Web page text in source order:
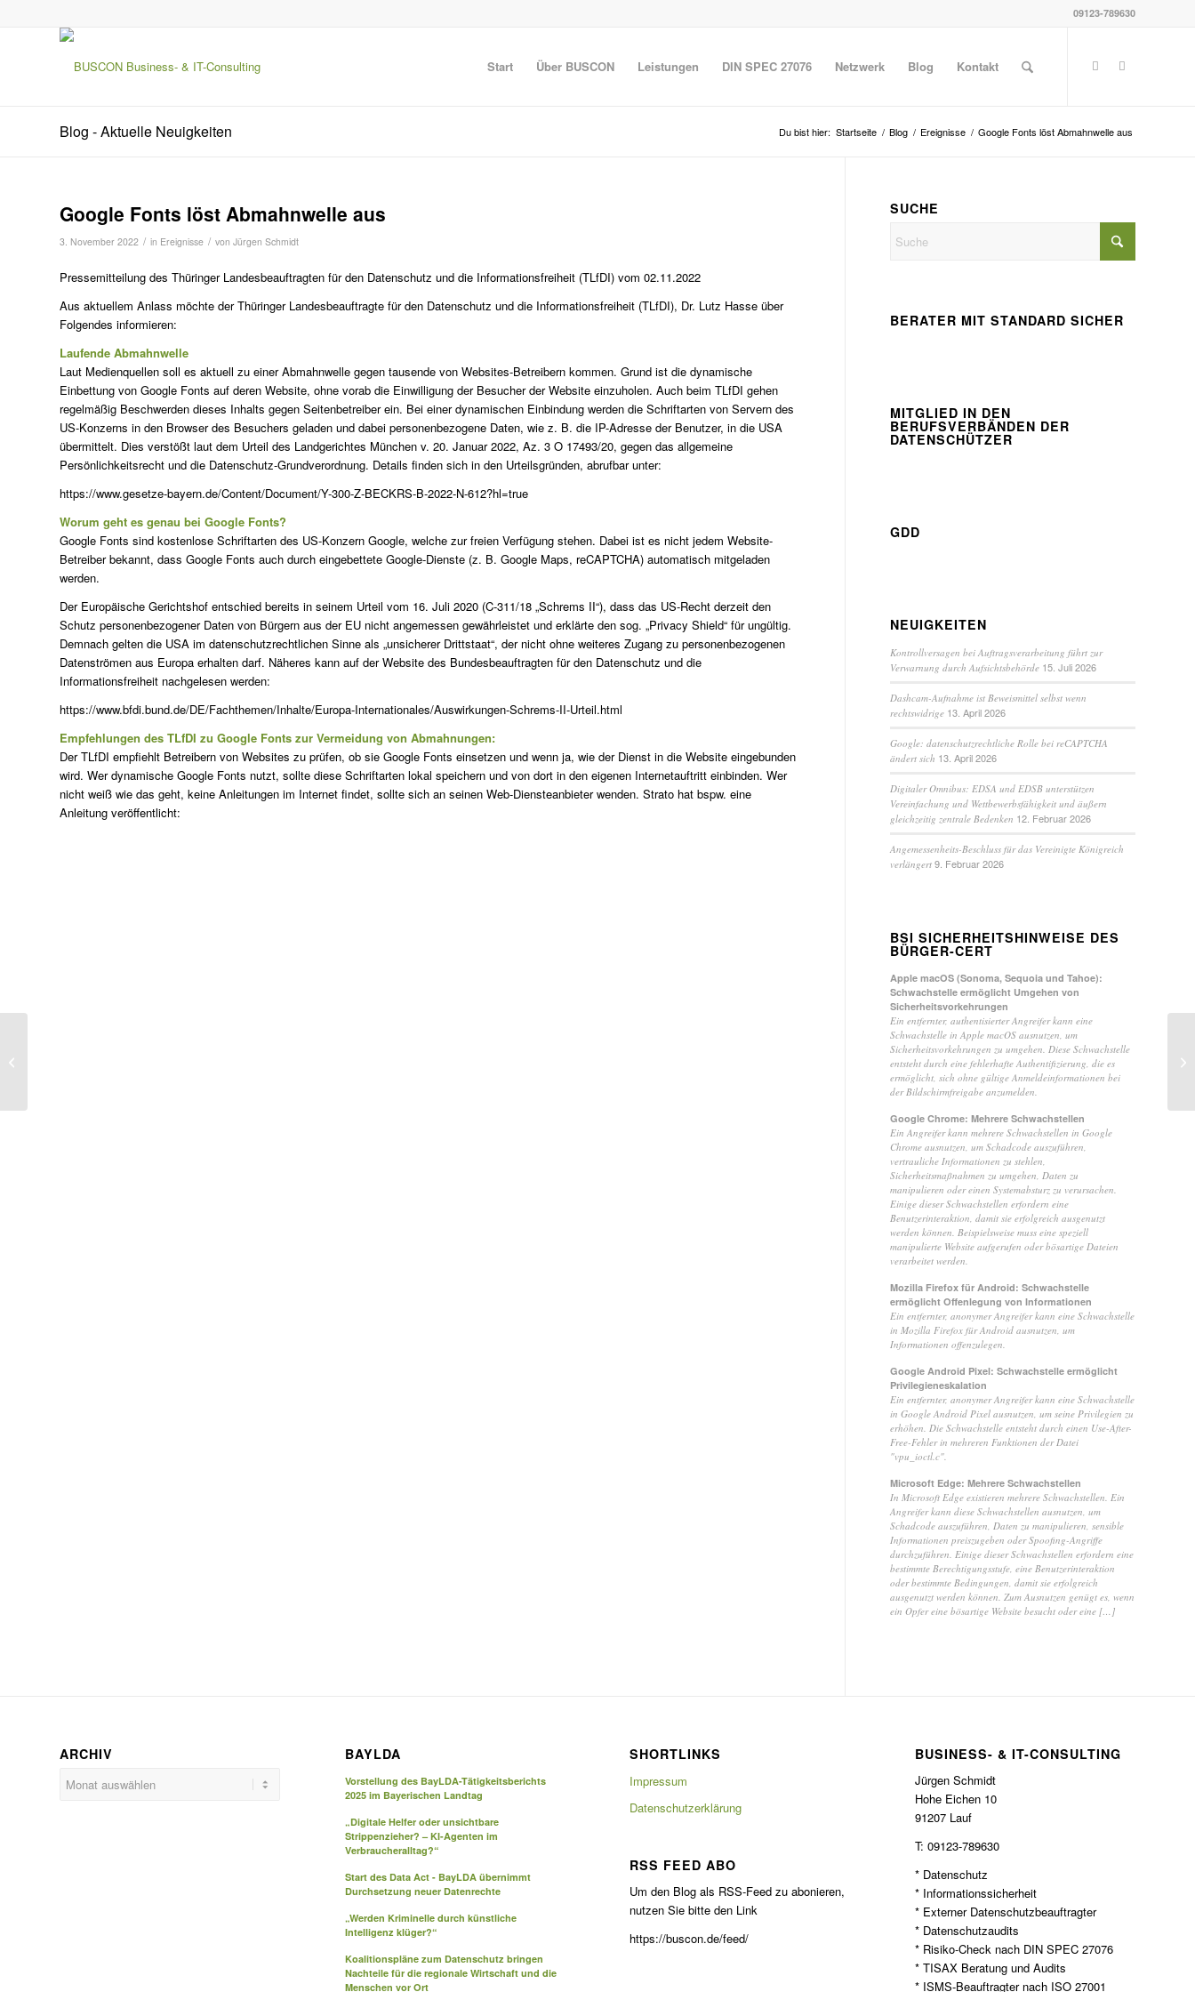
09123-789630
Start Über BUSCON Leistungen DIN SPEC 27076 Netzwerk Blog Kontakt
Blog - Aktuelle Neuigkeiten Du bist hier: Startseite / Blog / Ereignisse / Google Fonts löst Abmahnwelle aus
Google Fonts löst Abmahnwelle aus
3. November 2022 / in Ereignisse / von Jürgen Schmidt
Pressemitteilung des Thüringer Landesbeauftragten für den Datenschutz und die Informationsfreiheit (TLfDI) vom 02.11.2022
Aus aktuellem Anlass möchte der Thüringer Landesbeauftragte für den Datenschutz und die Informationsfreiheit (TLfDI), Dr. Lutz Hasse über
Folgendes informieren:
Laufende Abmahnwelle
Laut Medienquellen soll es aktuell zu einer Abmahnwelle gegen tausende von Websites-Betreibern kommen. Grund ist die dynamische
Einbettung von Google Fonts auf deren Website, ohne vorab die Einwilligung der Besucher der Website einzuholen. Auch beim TLfDI gehen
regelmäßig Beschwerden dieses Inhalts gegen Seitenbetreiber ein. Bei einer dynamischen Einbindung werden die Schriftarten von Servern des
US-Konzerns in den Browser des Besuchers geladen und dabei personenbezogene Daten, wie z. B. die IP-Adresse der Benutzer, in die USA
übermittelt. Dies verstößt laut dem Urteil des Landgerichtes München v. 20. Januar 2022, Az. 3 O 17493/20, gegen das allgemeine
Persönlichkeitsrecht und die Datenschutz-Grundverordnung. Details finden sich in den Urteilsgründen, abrufbar unter:
https://www.gesetze-bayern.de/Content/Document/Y-300-Z-BECKRS-B-2022-N-612?hl=true
Worum geht es genau bei Google Fonts?
Google Fonts sind kostenlose Schriftarten des US-Konzern Google, welche zur freien Verfügung stehen. Dabei ist es nicht jedem Website-
Betreiber bekannt, dass Google Fonts auch durch eingebettete Google-Dienste (z. B. Google Maps, reCAPTCHA) automatisch mitgeladen
werden.
Der Europäische Gerichtshof entschied bereits in seinem Urteil vom 16. Juli 2020 (C-311/18 „Schrems II“), dass das US-Recht derzeit den
Schutz personenbezogener Daten von Bürgern aus der EU nicht angemessen gewährleistet und erklärte den sog. „Privacy Shield“ für ungültig.
Demnach gelten die USA im datenschutzrechtlichen Sinne als „unsicherer Drittstaat“, der nicht ohne weiteres Zugang zu personenbezogenen
Datenströmen aus Europa erhalten darf. Näheres kann auf der Website des Bundesbeauftragten für den Datenschutz und die
Informationsfreiheit nachgelesen werden:
https://www.bfdi.bund.de/DE/Fachthemen/Inhalte/Europa-Internationales/Auswirkungen-Schrems-II-Urteil.html
Empfehlungen des TLfDI zu Google Fonts zur Vermeidung von Abmahnungen:
Der TLfDI empfiehlt Betreibern von Websites zu prüfen, ob sie Google Fonts einsetzen und wenn ja, wie der Dienst in die Website eingebunden
wird. Wer dynamische Google Fonts nutzt, sollte diese Schriftarten lokal speichern und von dort in den eigenen Internetauftritt einbinden. Wer
nicht weiß wie das geht, keine Anleitungen im Internet findet, sollte sich an seinen Web-Diensteanbieter wenden. Strato hat bspw. eine
Anleitung veröffentlicht:
SUCHE
BERATER MIT STANDARD SICHER
MITGLIED IN DEN
BERUFSVERBÄNDEN DER
DATENSCHÜTZER
GDD
NEUIGKEITEN
Kontrollversagen bei Auftragsverarbeitung führt zur
Verwarnung durch Aufsichtsbehörde 15. Juli 2026
Dashcam-Aufnahme ist Beweismittel selbst wenn
rechtswidrige 13. April 2026
Google: datenschutzrechtliche Rolle bei reCAPTCHA
ändert sich 13. April 2026
Digitaler Omnibus: EDSA und EDSB unterstützen
Vereinfachung und Wettbewerbsfähigkeit und äußern
gleichzeitig zentrale Bedenken 12. Februar 2026
Angemessenheits-Beschluss für das Vereinigte Königreich
verlängert 9. Februar 2026
BSI SICHERHEITSHINWEISE DES
BÜRGER-CERT
Apple macOS (Sonoma, Sequoia und Tahoe):
Schwachstelle ermöglicht Umgehen von
Sicherheitsvorkehrungen
Ein entfernter, authentisierter Angreifer kann eine
Schwachstelle in Apple macOS ausnutzen, um
Sicherheitsvorkehrungen zu umgehen. Diese Schwachstelle
entsteht durch eine fehlerhafte Authentifizierung, die es
ermöglicht, sich ohne gültige Anmeldeinformationen bei
der Bildschirmfreigabe anzumelden.
Google Chrome: Mehrere Schwachstellen
Ein Angreifer kann mehrere Schwachstellen in Google
Chrome ausnutzen, um Schadcode auszuführen,
vertrauliche Informationen zu stehlen,
Sicherheitsmaßnahmen zu umgehen, Daten zu
manipulieren oder einen Systemabsturz zu verursachen.
Einige dieser Schwachstellen erfordern eine
Benutzerinteraktion, damit sie erfolgreich ausgenutzt
werden können. Beispielsweise muss eine speziell
manipulierte Website aufgerufen oder bösartige Dateien
verarbeitet werden.
Mozilla Firefox für Android: Schwachstelle
ermöglicht Offenlegung von Informationen
Ein entfernter, anonymer Angreifer kann eine Schwachstelle
in Mozilla Firefox für Android ausnutzen, um
Informationen offenzulegen.
Google Android Pixel: Schwachstelle ermöglicht
Privilegieneskalation
Ein entfernter, anonymer Angreifer kann eine Schwachstelle
in Google Android Pixel ausnutzen, um seine Privilegien zu
erhöhen. Die Schwachstelle entsteht durch einen Use-After-
Free-Fehler in mehreren Funktionen der Datei
"vpu_ioctl.c".
Microsoft Edge: Mehrere Schwachstellen
In Microsoft Edge existieren mehrere Schwachstellen. Ein
Angreifer kann diese Schwachstellen ausnutzen, um
Schadcode auszuführen, Daten zu manipulieren, sensible
Informationen preiszugeben oder Spoofing-Angriffe
durchzuführen. Einige dieser Schwachstellen erfordern eine
bestimmte Berechtigungsstufe, eine Benutzerinteraktion
oder bestimmte Bedingungen, damit sie erfolgreich
ausgenutzt werden können. Zum Ausnutzen genügt es, wenn
ein Opfer eine bösartige Website besucht oder eine […]
ARCHIV BAYLDA
Vorstellung des BayLDA-Tätigkeitsberichts
2025 im Bayerischen Landtag
„Digitale Helfer oder unsichtbare
Strippenzieher? – KI-Agenten im
Verbraucheralltag?“
Start des Data Act - BayLDA übernimmt
Durchsetzung neuer Datenrechte
„Werden Kriminelle durch künstliche
Intelligenz klüger?“
Koalitionspläne zum Datenschutz bringen
Nachteile für die regionale Wirtschaft und die
Menschen vor Ort
SHORTLINKS
Impressum
Datenschutzerklärung
RSS FEED ABO
Um den Blog als RSS-Feed zu abonieren,
nutzen Sie bitte den Link
https://buscon.de/feed/
BUSINESS- & IT-CONSULTING
Jürgen Schmidt
Hohe Eichen 10
91207 Lauf
T: 09123-789630
* Datenschutz
* Informationssicherheit
* Externer Datenschutzbeauftragter
* Datenschutzaudits
* Risiko-Check nach DIN SPEC 27076
* TISAX Beratung und Audits
* ISMS-Beauftragter nach ISO 27001